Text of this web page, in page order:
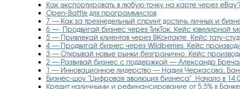
Как экспортировать в любую точку на карте через
Open-Battle для программистов
7 — Как за трехнедельный спринт достичь личных и
6 — ​ Продвигай бизнес через ТикТок. Кейс ювелирной
5 — Привлекай клиентов через ВКонтакте. Кейс тату-
4 — Продвигай бизнес через Wildberries. Кейс
3 — Открывай новые рынки безгранично. Кейс
2 — Развивай бизнес с поддержкой — Александр
1 — Инновационное лидерство — Надия Черкасова,
Бизнес-шоу "Цифровая эволюция бизнеса". Начало в
Кредит наличными и рефинансирование от 5,5% в